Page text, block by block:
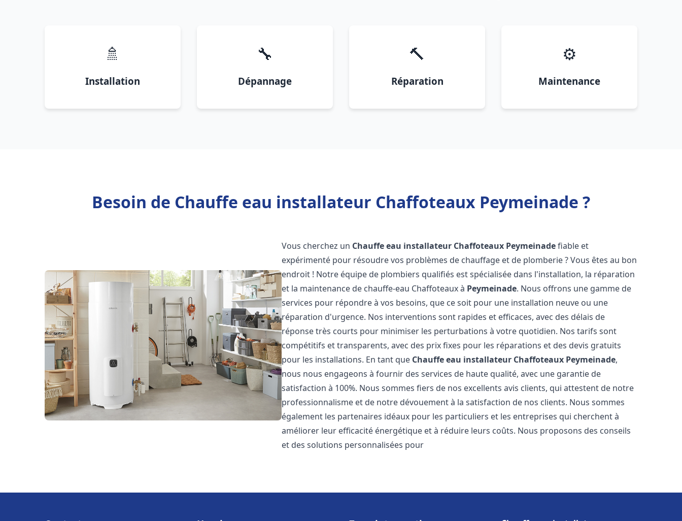
🚿
Installation
🔧
Dépannage
🔨
Réparation
⚙️
Maintenance
Besoin de Chauffe eau installateur Chaffoteaux Peymeinade ?
Vous cherchez un Chauffe eau installateur Chaffoteaux Peymeinadefiable et
expérimenté pour résoudre vos problèmes de chauffage et de plomberie ? Vous êtes au bon
endroit ! Notre équipe de plombiers qualifiés est spécialisée dans l'installation, la réparation
et la maintenance de chauffe-eau Chaffoteaux à Peymeinade. Nous offrons une gamme de
services pour répondre à vos besoins, que ce soit pour une installation neuve ou une
réparation d'urgence. Nos interventions sont rapides et efficaces, avec des délais de
réponse très courts pour minimiser les perturbations à votre quotidien. Nos tarifs sont
compétitifs et transparents, avec des prix fixes pour les réparations et des devis gratuits
pour les installations. En tant que Chauffe eau installateur Chaffoteaux Peymeinade,
nous nous engageons à fournir des services de haute qualité, avec une garantie de
satisfaction à 100%. Nous sommes fiers de nos excellents avis clients, qui attestent de notre
professionnalisme et de notre dévouement à la satisfaction de nos clients. Nous sommes
également les partenaires idéaux pour les particuliers et les entreprises qui cherchent à
améliorer leur efficacité énergétique et à réduire leurs coûts. Nous proposons des conseils
et des solutions personnalisées pour